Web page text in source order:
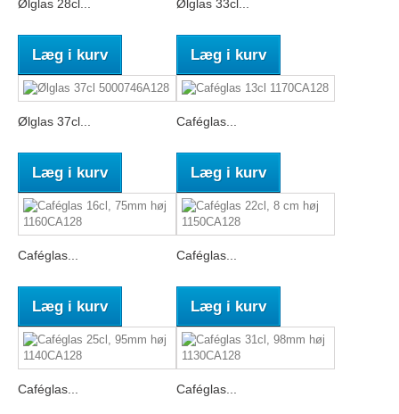
Ølglas 28cl...
Læg i kurv
Ølglas 33cl...
Læg i kurv
Ølglas 37cl...
Læg i kurv
Caféglas...
Læg i kurv
Caféglas...
Læg i kurv
Caféglas...
Læg i kurv
Caféglas... Caféglas...